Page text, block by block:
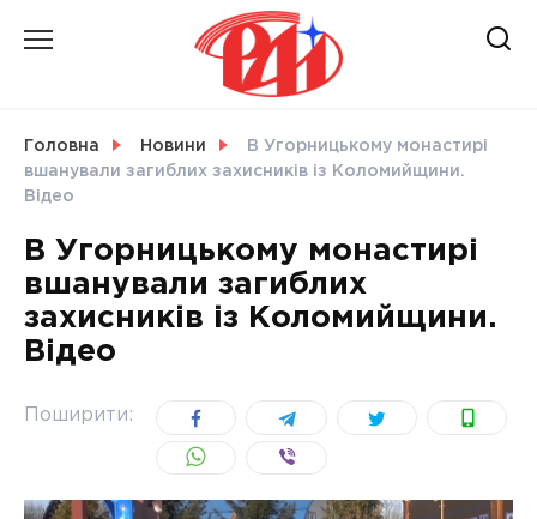
СВІТ
УКРАЇНА
Головна Новини
В Угорницькому монастирі
вшанували загиблих захисників із Коломийщини.
Відео
В Угорницькому монастирі
вшанували загиблих
захисників із Коломийщини.
Відео
Поширити: